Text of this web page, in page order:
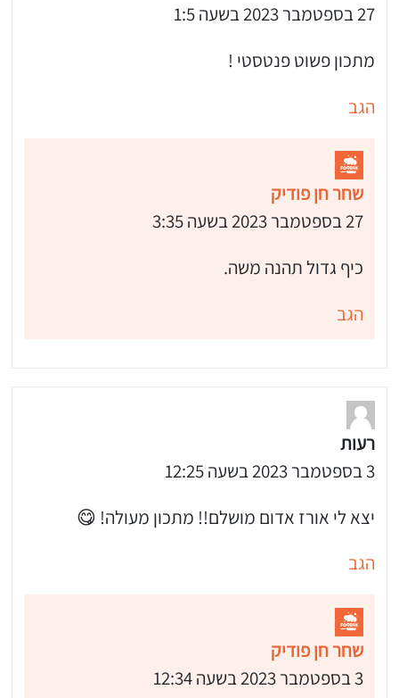
27 בספטמבר 2023 בשעה 1:5
מתכון פשוט פנטסטי !
הגב
שחר חן פודיק
27 בספטמבר 2023 בשעה 3:35
כיף גדול תהנה משה.
הגב
רעות
3 בספטמבר 2023 בשעה 12:25
יצא לי אורז אדום מושלם!! מתכון מעולה! 😋
הגב
שחר חן פודיק
3 בספטמבר 2023 בשעה 12:34